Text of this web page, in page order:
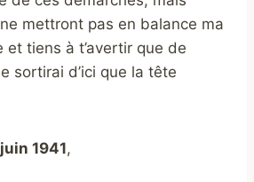
ne mettront pas en balance ma
et tiens à t’avertir que de
sortirai d’ici que la tête
1941,